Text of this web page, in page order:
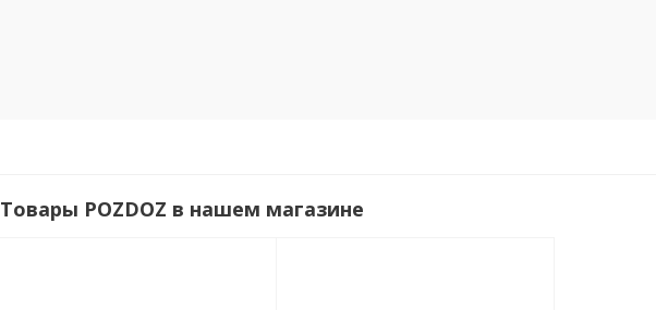
Товары POZDOZ в нашем магазине
27.5" Велосипеды Складные